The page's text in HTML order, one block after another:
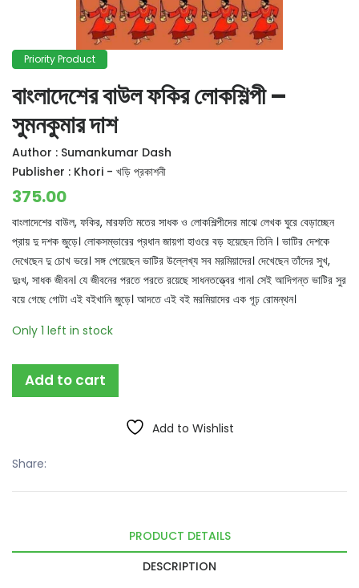
Priority Product
বাংলাদেশের বাউল ফকির লোকশিল্পী –
সুমনকুমার দাশ
Author : Sumankumar Dash
Publisher : Khori - খড়ি প্রকাশনী
375.00
বাংলাদেশের বাউল, ফকির, মারফতি মতের সাধক ও লোকশিল্পীদের মাঝে লেখক ঘুরে বেড়াচ্ছেন
প্রায় দু দশক জুড়ে। লোকসম্ভারের প্রধান জায়গা হাওরে বড় হয়েছেন তিনি । ভাটির দেশকে
দেখেছেন দু চোখ ভরে। সঙ্গ পেয়েছেন ভাটির উল্লেখ্য সব মরমিয়াদের। দেখেছেন তাঁদের সুখ,
দুঃখ, সাধক জীবন। যে জীবনের পরতে পরতে রয়েছে সাধনতত্ত্বের গান। সেই আদিগন্ত ভাটির সুর
বয়ে গেছে গোটা এই বইখানি জুড়ে। আদতে এই বই মরমিয়াদের এক গূঢ় রোমন্থন।
Only 1 left in stock
Add to cart
Add to Wishlist
Share:
PRODUCT DETAILS
DESCRIPTION